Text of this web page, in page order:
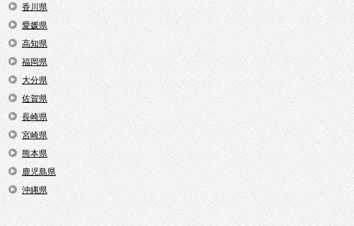
香川県
愛媛県
高知県
福岡県
大分県
佐賀県
長崎県
宮崎県
熊本県
鹿児島県
沖縄県